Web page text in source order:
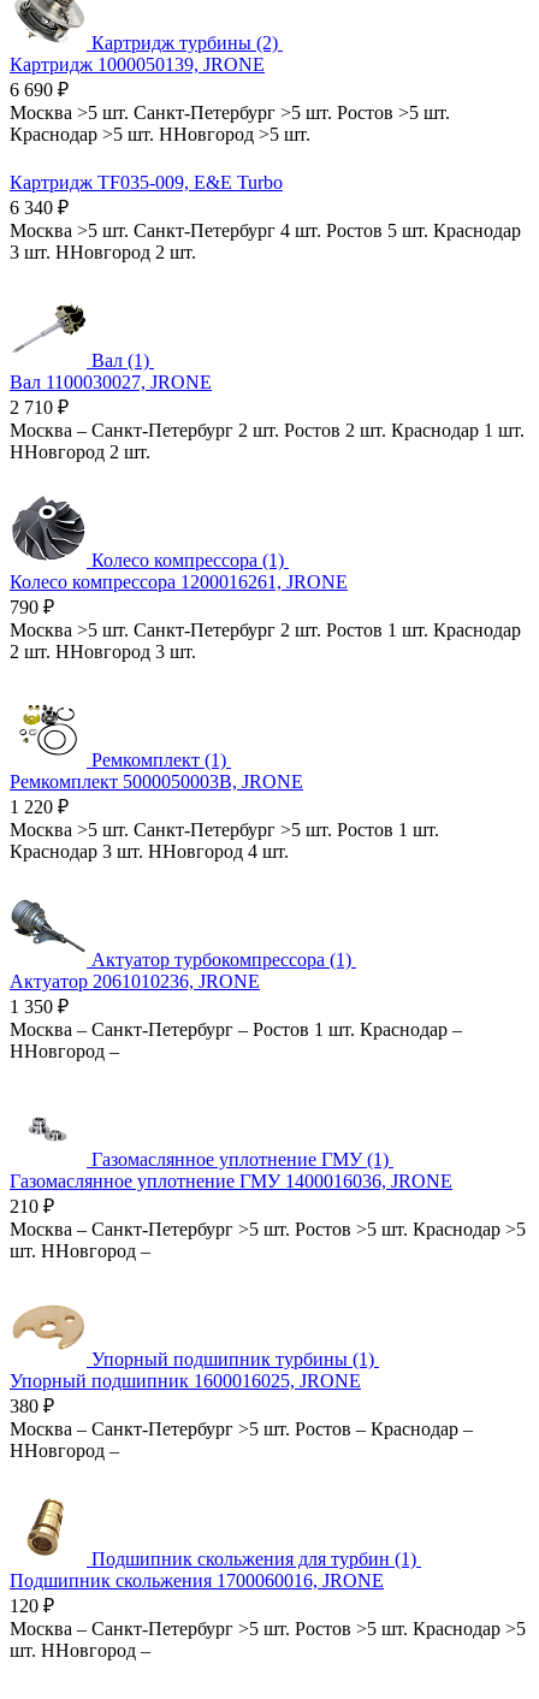
Картридж турбины (2)
Картридж 1000050139, JRONE
6 690 ₽
Москва >5 шт. Санкт-Петербург >5 шт. Ростов >5 шт.
Краснодар >5 шт. ННовгород >5 шт.
Картридж TF035-009, E&E Turbo
6 340 ₽
Москва >5 шт. Санкт-Петербург 4 шт. Ростов 5 шт. Краснодар
3 шт. ННовгород 2 шт.
Вал (1)
Вал 1100030027, JRONE
2 710 ₽
Москва – Санкт-Петербург 2 шт. Ростов 2 шт. Краснодар 1 шт.
ННовгород 2 шт.
Колесо компрессора (1)
Колесо компрессора 1200016261, JRONE
790 ₽
Москва >5 шт. Санкт-Петербург 2 шт. Ростов 1 шт. Краснодар
2 шт. ННовгород 3 шт.
Ремкомплект (1)
Ремкомплект 5000050003B, JRONE
1 220 ₽
Москва >5 шт. Санкт-Петербург >5 шт. Ростов 1 шт.
Краснодар 3 шт. ННовгород 4 шт.
Актуатор турбокомпрессора (1)
Актуатор 2061010236, JRONE
1 350 ₽
Москва – Санкт-Петербург – Ростов 1 шт. Краснодар –
ННовгород –
Газомаслянное уплотнение ГМУ (1)
Газомаслянное уплотнение ГМУ 1400016036, JRONE
210 ₽
Москва – Санкт-Петербург >5 шт. Ростов >5 шт. Краснодар >5
шт. ННовгород –
Упорный подшипник турбины (1)
Упорный подшипник 1600016025, JRONE
380 ₽
Москва – Санкт-Петербург >5 шт. Ростов – Краснодар –
ННовгород –
Подшипник скольжения для турбин (1)
Подшипник скольжения 1700060016, JRONE
120 ₽
Москва – Санкт-Петербург >5 шт. Ростов >5 шт. Краснодар >5
шт. ННовгород –